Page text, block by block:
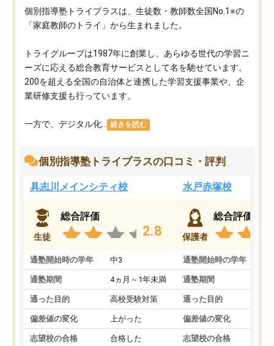
個別指導塾トライプラスは、生徒数・教師数全国No.1※の
「家庭教師のトライ」から生まれました。
トライグループは1987年に創業し、あらゆる世代の学習ニ
ーズに応える総合教育サービスとして名を馳せています。
200を超える全国の自治体と連携した学習支援事業や、企
業研修支援も行っています。
一方で、デジタル化... 続きを読む
個別指導塾トライプラスの口コミ・評判
具志川メインシティ校
生徒
総合評価
2.8
通塾開始時の学年 中3
通塾期間 4ヵ月～1年未満
通った目的 高校受験対策
偏差値の変化 上がった
志望校の合格 合格した
水戸赤塚校
保護者
総合評価
通塾開始時の学年
通塾期間
通った目的
偏差値の変化
志望校の合格